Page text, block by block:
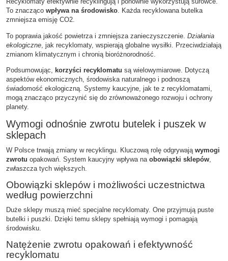
To znacząco wpływa na środowisko. Każda recyklowana butelka
zmniejsza emisję CO2.
To poprawia jakość powietrza i zmniejsza zanieczyszczenie. Działania
ekologiczne , jak recyklomaty, wspierają globalne wysiłki. Przeciwdziałają
zmianom klimatycznym i chronią bioróżnorodność.
Podsumowując, korzyści recyklomatu są wielowymiarowe. Dotyczą
aspektów ekonomicznych, środowiska naturalnego i podnoszą
świadomość ekologiczną. Systemy kaucyjne, jak te z recyklomatami,
mogą znacząco przyczynić się do zrównoważonego rozwoju i ochrony
planety.
Wymogi odnośnie zwrotu butelek i puszek w
sklepach
W Polsce trwają zmiany w recyklingu. Kluczową rolę odgrywają wymogi
zwrotu opakowań. System kaucyjny wpływa na obowiązki sklepów
zwłaszcza tych większych.
Obowiązki sklepów i możliwości uczestnictwa
według powierzchni
Duże sklepy muszą mieć specjalne recyklomaty. One przyjmują puste
butelki i puszki. Dzięki temu sklepy spełniają wymogi i pomagają
środowisku.
Natężenie zwrotu opakowań i efektywność
recyklomatu